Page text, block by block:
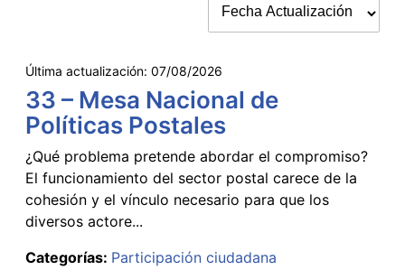
Última actualización: 07/08/2026
33 – Mesa Nacional de
Políticas Postales
¿Qué problema pretende abordar el compromiso?
El funcionamiento del sector postal carece de la
cohesión y el vínculo necesario para que los
diversos actore...
Categorías: Participación ciudadana